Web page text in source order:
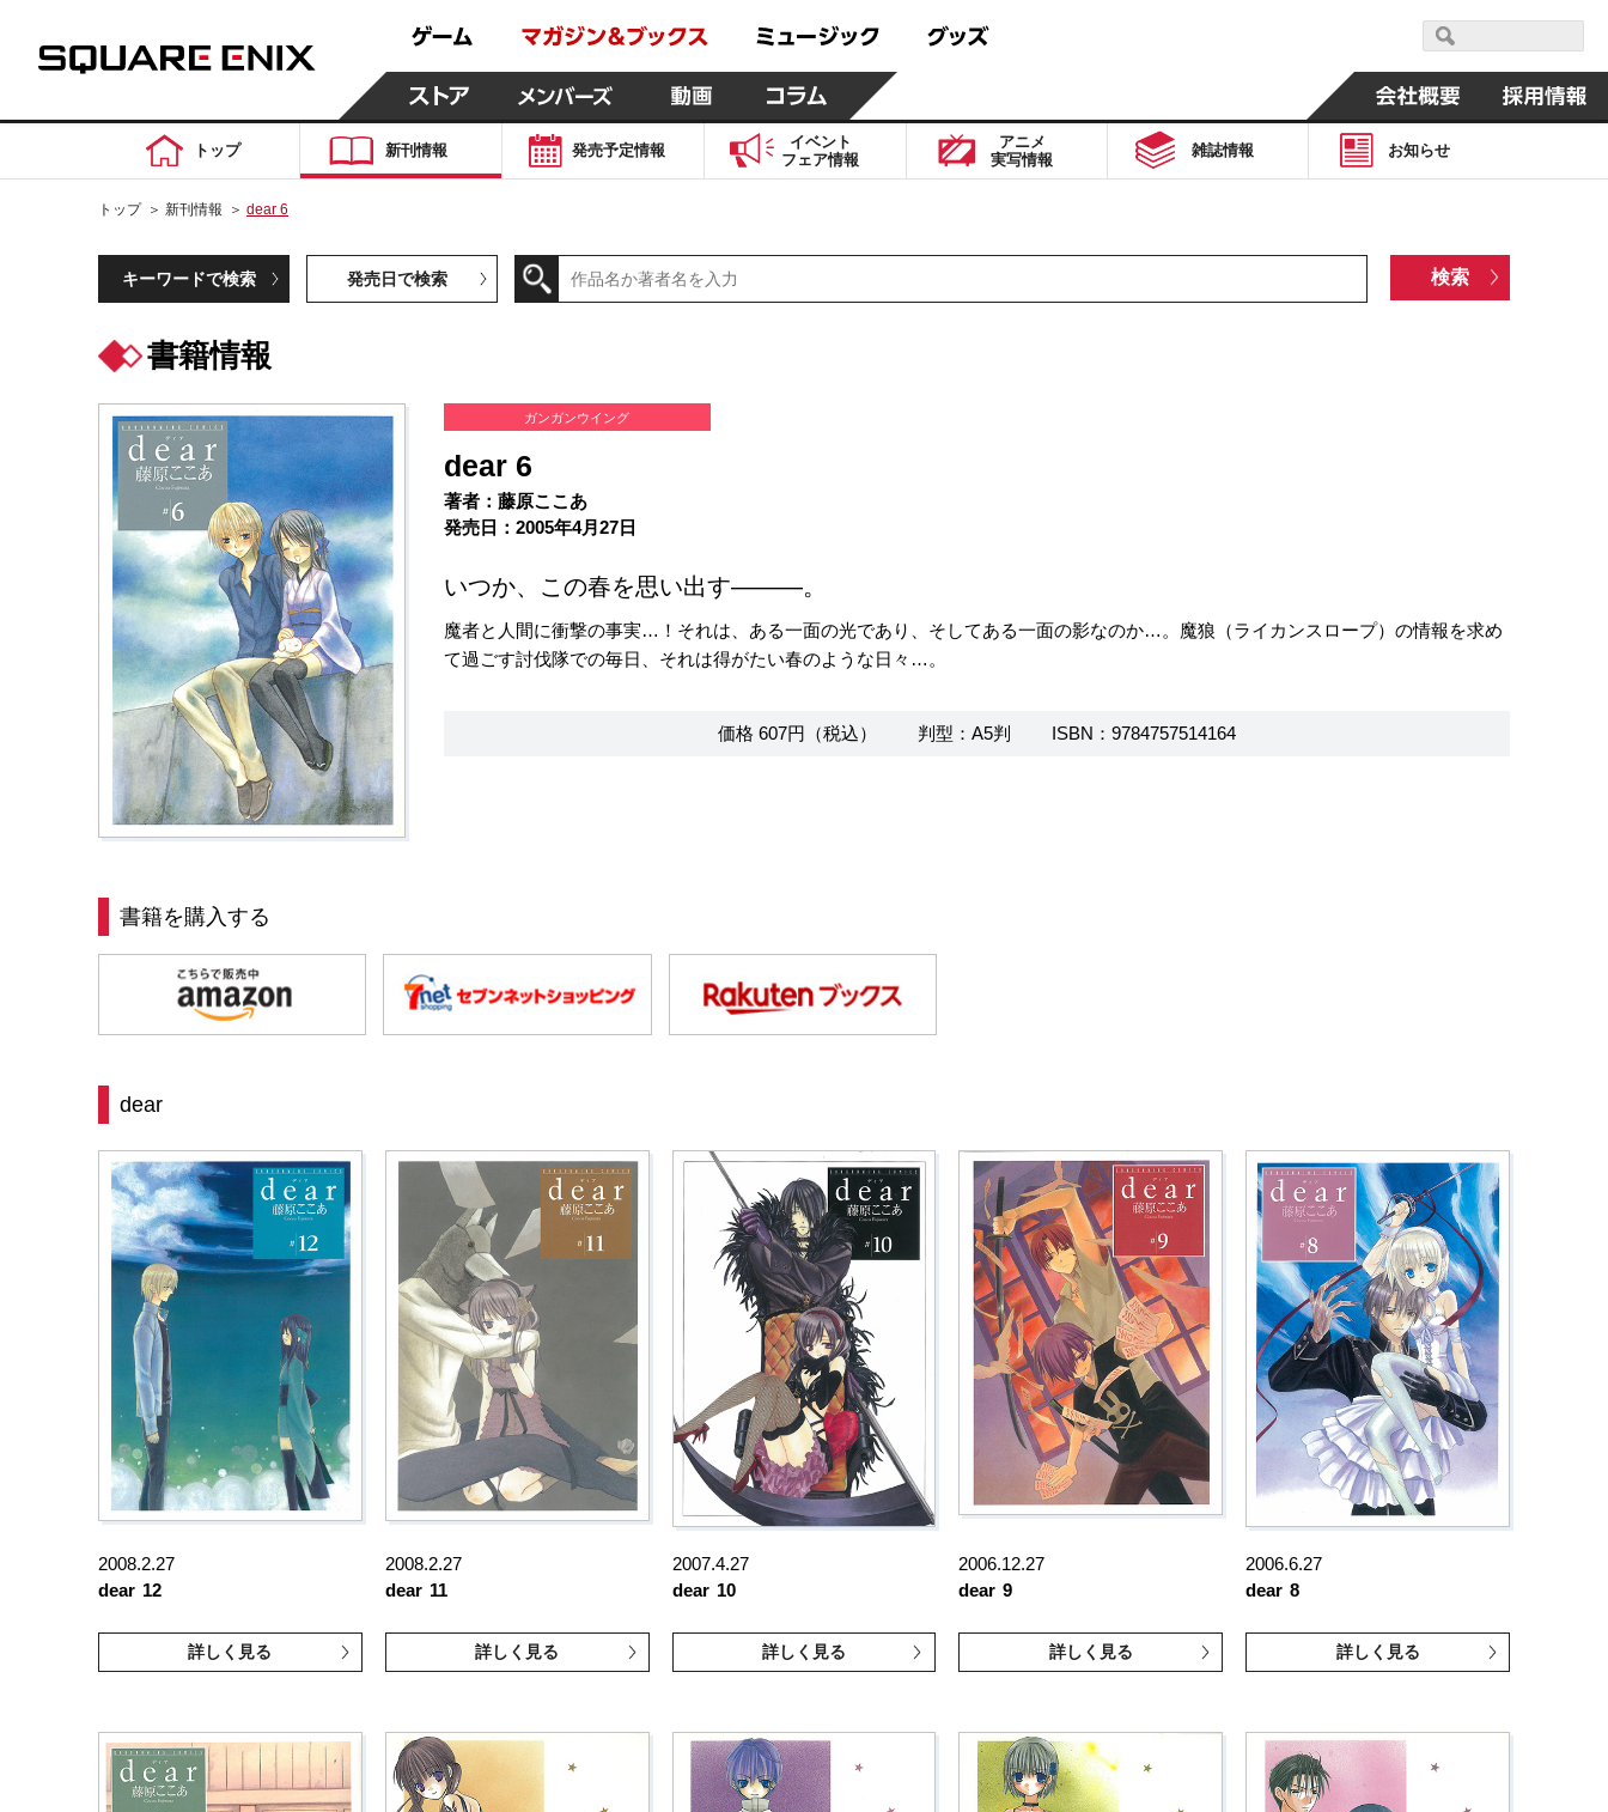
トップ 新刊情報 発売予定情報
イベント
フェア情報
アニメ
実写情報
雑誌情報 お知らせ
トップ ＞ 新刊情報 ＞ dear 6
キーワードで検索 発売日で検索
書籍情報
ガンガンウイング
dear 6
著者：藤原ここあ
発売日：2005年4月27日
いつか、この春を思い出す―――。
魔者と人間に衝撃の事実…！それは、ある一面の光であり、そしてある一面の影なのか…。魔狼（ライカンスロープ）の情報を求め
て過ごす討伐隊での毎日、それは得がたい春のような日々…。
価格 607円（税込） 判型：A5判 ISBN：9784757514164
書籍を購入する
dear
2008.2.27
dear 12
詳しく見る
2008.2.27
dear 11
詳しく見る
2007.4.27
dear 10
詳しく見る
2006.12.27
dear 9
詳しく見る
2006.6.27
dear 8
詳しく見る